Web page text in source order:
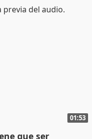
01:53
que ser